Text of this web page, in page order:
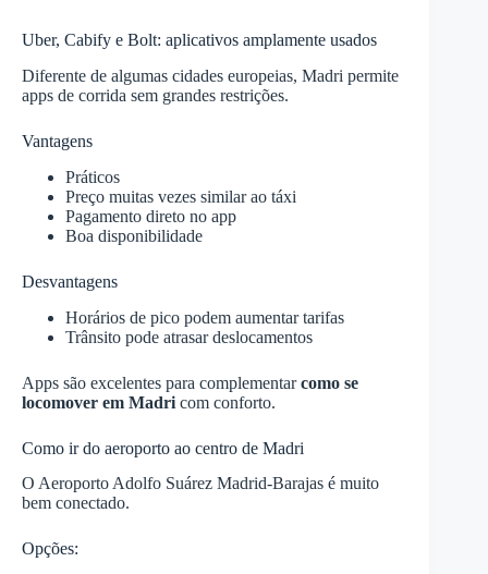
Uber, Cabify e Bolt: aplicativos amplamente usados
Diferente de algumas cidades europeias, Madri permite
apps de corrida sem grandes restrições.
Vantagens
Práticos
Preço muitas vezes similar ao táxi
Pagamento direto no app
Boa disponibilidade
Desvantagens
Horários de pico podem aumentar tarifas
Trânsito pode atrasar deslocamentos
Apps são excelentes para complementarcomo se
locomover em Madri com conforto.
Como ir do aeroporto ao centro de Madri
O Aeroporto Adolfo Suárez Madrid-Barajas é muito
bem conectado.
Opções: